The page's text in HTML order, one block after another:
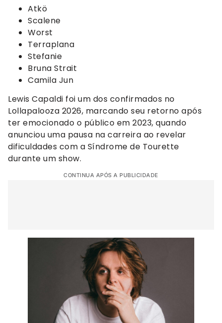
Atkö
Scalene
Worst
Terraplana
Stefanie
Bruna Strait
Camila Jun
Lewis Capaldi foi um dos confirmados no
Lollapalooza 2026, marcando seu retorno após
ter emocionado o público em 2023, quando
anunciou uma pausa na carreira ao revelar
dificuldades com a Síndrome de Tourette
durante um show.
CONTINUA APÓS A PUBLICIDADE